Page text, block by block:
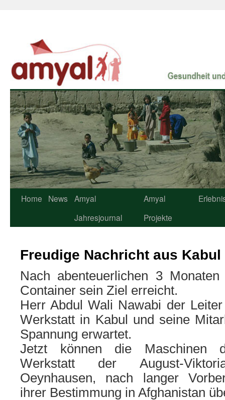
Home News
Amyal
Jahresjournal
Amyal
Projekte
Freudige Nachricht aus Kabul
Nach abenteuerlichen 3
Container sein Ziel erreicht.
Herr Abdul Wali Nawabi der
Werkstatt in Kabul und seine
Spannung erwartet.
Jetzt können die Maschinen
Werkstatt der August-
Oeynhausen, nach langer
ihrer Bestimmung in Afghanistan